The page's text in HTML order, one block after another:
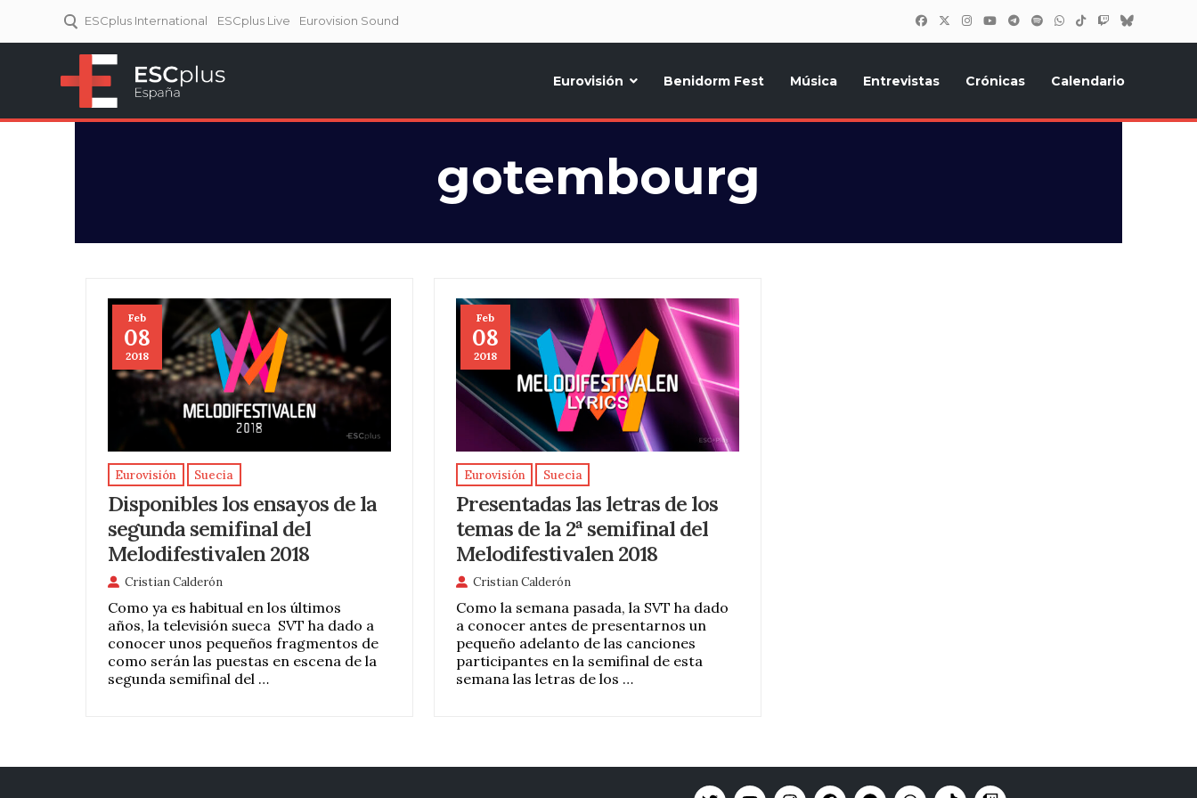
ESCplus International ESCplus Live Eurovision Sound
Eurovisión Benidorm Fest Música Entrevistas Crónicas Calendario
gotembourg
Feb
08
2018
Eurovisión Suecia
Disponibles los ensayos de la
segunda semifinal del
Melodifestivalen 2018
Cristian Calderón
Como ya es habitual en los últimos
años, la televisión sueca SVT ha dado a
conocer unos pequeños fragmentos de
como serán las puestas en escena de la
segunda semifinal del …
Feb
08
2018
Eurovisión Suecia
Presentadas las letras de los
temas de la 2ª semifinal del
Melodifestivalen 2018
Cristian Calderón
Como la semana pasada, la SVT ha dado
a conocer antes de presentarnos un
pequeño adelanto de las canciones
participantes en la semifinal de esta
semana las letras de los …